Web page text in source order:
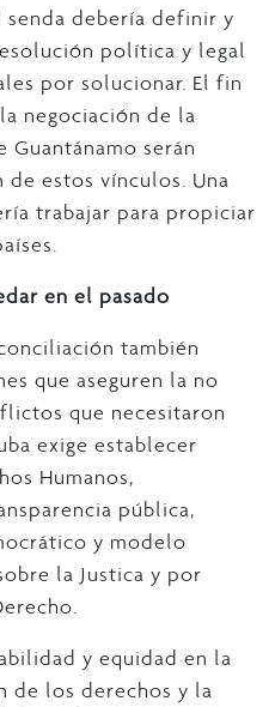
senda debería definir y
política y legal
por solucionar. El fin
negociación de la
Guantánamo serán
estos vínculos. Una
trabajar para propiciar
en el pasado
también
que aseguren la no
que necesitaron
exige establecer
Humanos,
pública,
y modelo
la Justica y por
y equidad en la
de los derechos y la